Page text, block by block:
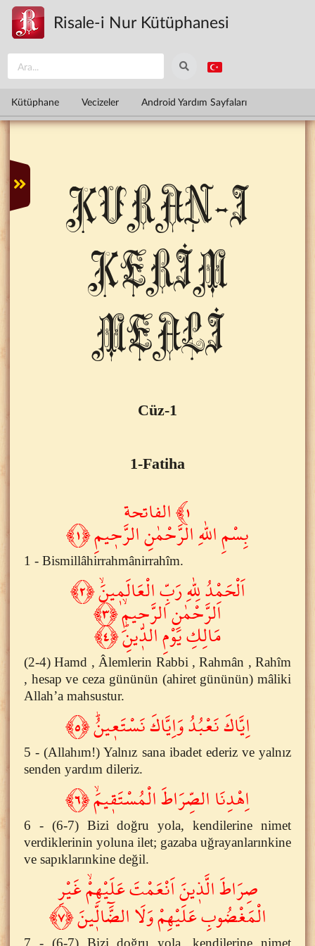
Ana içeriğe atla
Risale-i Nur Kütüphanesi
Kütüphane Vecizeler Android Yardım Sayfaları
KURAN-I
KERİM
MEALİ
Cüz-1
1-Fatiha
١﴾ الفاتحة
بِسْمِ اللّٰهِ الرَّحْمٰنِ الرَّح۪يمِ ﴿١﴾
1 - Bismillâhirrahmânirrahîm.
اَلْحَمْدُ لِلّٰهِ رَبِّ الْعَالَم۪ينَۙ ﴿٢﴾
اَلرَّحْمٰنِ الرَّح۪يمِۙ ﴿٣﴾
مَالِكِ يَوْمِ الدّ۪ينِۜ ﴿٤﴾
(2-4) Hamd , Âlemlerin Rabbi , Rahmân , Rahîm
, hesap ve ceza gününün (ahiret gününün) mâliki
Allah’a mahsustur.
اِيَّاكَ نَعْبُدُ وَاِيَّاكَ نَسْتَع۪ينُۜ ﴿٥﴾
5 - (Allahım!) Yalnız sana ibadet ederiz ve yalnız
senden yardım dileriz.
اِهْدِنَا الصِّرَاطَ الْمُسْتَق۪يمَۙ ﴿٦﴾
6 - (6-7) Bizi doğru yola, kendilerine nimet
verdiklerinin yoluna ilet; gazaba uğrayanlarınkine
ve sapıklarınkine değil.
صِرَاطَ الَّذ۪ينَ اَنْعَمْتَ عَلَيْهِمْۙ غَيْرِ
الْمَغْضُوبِ عَلَيْهِمْ وَلَا الضَّٓالّ۪ينَ ﴿٧﴾
7 - (6-7) Bizi doğru yola, kendilerine nimet